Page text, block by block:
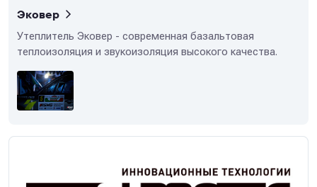
Эковер
Утеплитель Эковер - современная базальтовая
теплоизоляция и звукоизоляция высокого качества.